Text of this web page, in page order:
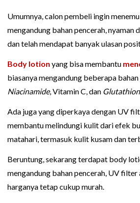
Umumnya, calon pembeli ingin
mengandung bahan pencerah, nyaman
dan telah mendapat banyak ulasan
Body lotion yang bisa membantu
biasanya mengandung beberapa
Niacinamide, Vitamin C, dan
Ada juga yang diperkaya dengan UV
membantu melindungi kulit dari efek
matahari, termasuk kulit kusam dan
Beruntung, sekarang terdapat body
mengandung bahan pencerah, UV filter
harganya tetap cukup murah.